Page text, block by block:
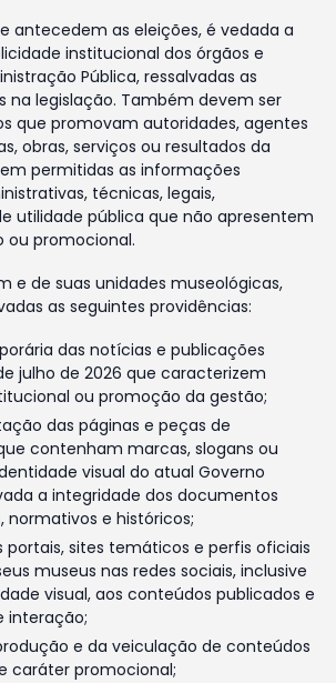
antecedem as eleições, é vedada a
institucional dos órgãos e
Pública, ressalvadas as
na legislação. Também devem ser
que promovam autoridades, agentes
obras, serviços ou resultados da
permitidas as informações
técnicas, legais,
utilidade pública que não apresentem
ou promocional.
e de suas unidades museológicas,
as seguintes providências:
das notícias e publicações
julho de 2026 que caracterizem
ou promoção da gestão;
das páginas e peças de
contenham marcas, slogans ou
visual do atual Governo
a integridade dos documentos
normativos e históricos;
portais, sites temáticos e perfis oficiais
museus nas redes sociais, inclusive
visual, aos conteúdos publicados e
interação;
e da veiculação de conteúdos
caráter promocional;